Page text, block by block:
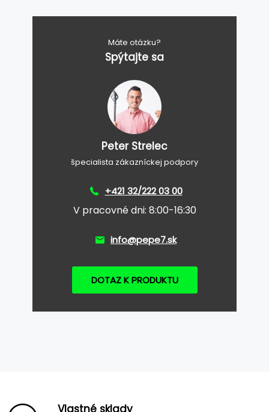
Máte otázku?
Spýtajte sa
Peter Strelec
špecialista zákazníckej podpory
+421 32/222 03 00
V pracovné dni: 8:00-16:30
info@pepe7.sk
DOTAZ K PRODUKTU